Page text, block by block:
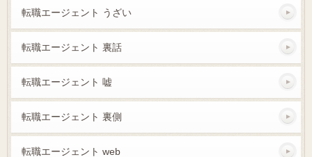
転職エージェント うざい
転職エージェント 裏話
転職エージェント 嘘
転職エージェント 裏側
転職エージェント web